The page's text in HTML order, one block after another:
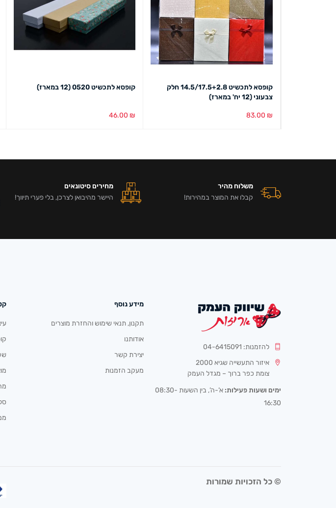
קופסא לתכשיט 14.5/17.5+2.8 חלק
צבעוני (12 יח' במארז)
83.00 ₪
קופסא לתכשיט 0520 (12 במארז)
46.00 ₪
משלוח מהיר
קבלו את המוצר במהירות!
מחירים סיטונאים
היישר מהיבואן לצרכן, בלי פערי תיווך!
להזמנות: 04-6415091
איזור התעשייה שגיא 2000
צומת כפר ברוך – מגדל העמק
ימים ושעות פעילות:
א’-ה’, בין השעות 08:30-
16:30
מידע נוסף
תקנון, תנאי שימוש והחזרת מוצרים
אודותנו
יצירת קשר
מעקב הזמנות
© כל הזכויות שמורות